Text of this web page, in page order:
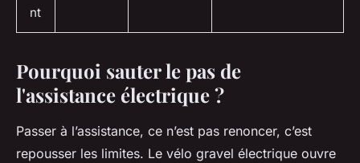
nt
Pourquoi sauter le pas de
l'assistance électrique ?
Passer à l’assistance, ce n’est pas renoncer, c’est
repousser les limites. Le vélo gravel électrique ouvre